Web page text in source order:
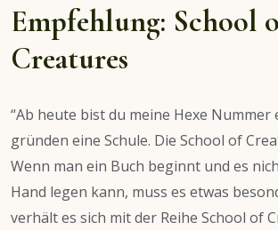
und
das
Wunschkonzert
Empfehlung: School
Creatures
“Ab heute bist du meine Hexe Nummer
gründen eine Schule. Die School of
Wenn man ein Buch beginnt und es
Hand legen kann, muss es etwas
verhält es sich mit der Reihe School of